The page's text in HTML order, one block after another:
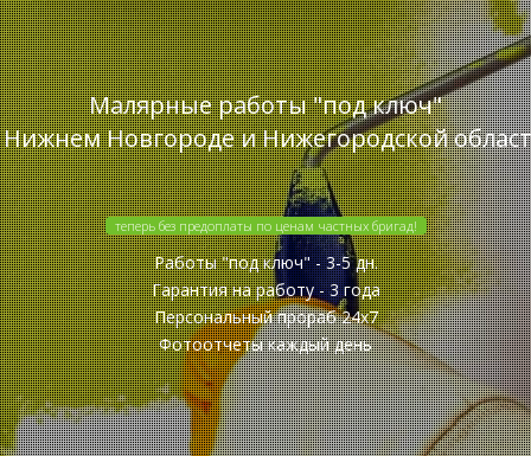
Малярные работы "под ключ"
Новгороде и Нижегородской
теперь без предоплаты по ценам частных бригад!
Работы "под ключ" - 3-5 дн.
Гарантия на работу - 3 года
Персональный прораб 24x7
Фотоотчеты каждый день